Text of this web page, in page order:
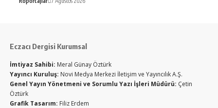
Eczacı Dergisi Kurumsal
İmtiyaz Sahibi: Meral Günay Öztürk
Yayıncı Kuruluş: Novi Medya Merkezi İletişim ve Yayıncılık A.Ş.
Genel Yayın Yönetmeni ve Sorumlu Yazı İşleri Müdürü: Çetin
Öztürk
Grafik Tasarım: Filiz Erdem